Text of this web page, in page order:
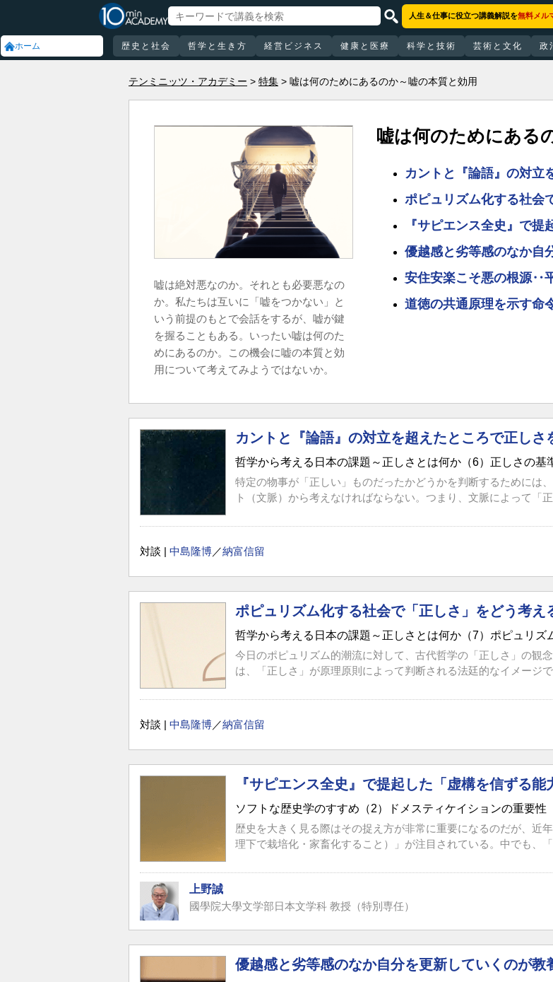
ホーム
人生＆仕事に役立つ講義解説を無料メル
歴史と社会 哲学と生き方 経営ビジネス 健康と医療 科学と技術 芸術と文化 政
テンミニッツ・アカデミー 特集 嘘は何のためにあるのか～嘘の本質と効用
嘘は絶対悪なのか。それとも必要悪なの
か。私たちは互いに「嘘をつかない」と
いう前提のもとで会話をするが、嘘が鍵
を握ることもある。いったい嘘は何のた
めにあるのか。この機会に嘘の本質と効
用について考えてみようではないか。
嘘は何のためにある
カントと『論語』の対立
ポピュリズム化する社会
『サピエンス全史』で
優越感と劣等感のなか自
安住安楽こそ悪の根源‥
道徳の共通原理を示す命
カントと『論語』の対立を超えたところで正しさ
哲学から考える日本の課題～正しさとは何か（6）正しさの基
特定の物事が「正しい」ものだったかどうかを判断するためには
ト（文脈）から考えなければならない。つまり、文脈によって「
対談 | 中島隆博／納富信留
ポピュリズム化する社会で「正しさ」をどう考え
哲学から考える日本の課題～正しさとは何か（7）ポピュリズ
今日のポピュリズム的潮流に対して、古代哲学の「正しさ」の観
は、「正しさ」が原理原則によって判断される法廷的なイメージ
対談 | 中島隆博／納富信留
『サピエンス全史』で提起した「虚構を信ずる能
ソフトな歴史学のすすめ（2）ドメスティケイションの重要性
歴史を大きく見る際はその捉え方が非常に重要になるのだが、近
理下で栽培化・家畜化すること）」が注目されている。中でも、
上野誠
國學院大學文学部日本文学科 教授（特別専任）
優越感と劣等感のなか自分を更新していくのが教